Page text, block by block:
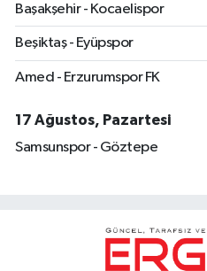
Başakşehir - Kocaelispor
Beşiktaş - Eyüpspor
Amed - Erzurumspor FK
17 Ağustos, Pazartesi
Samsunspor - Göztepe